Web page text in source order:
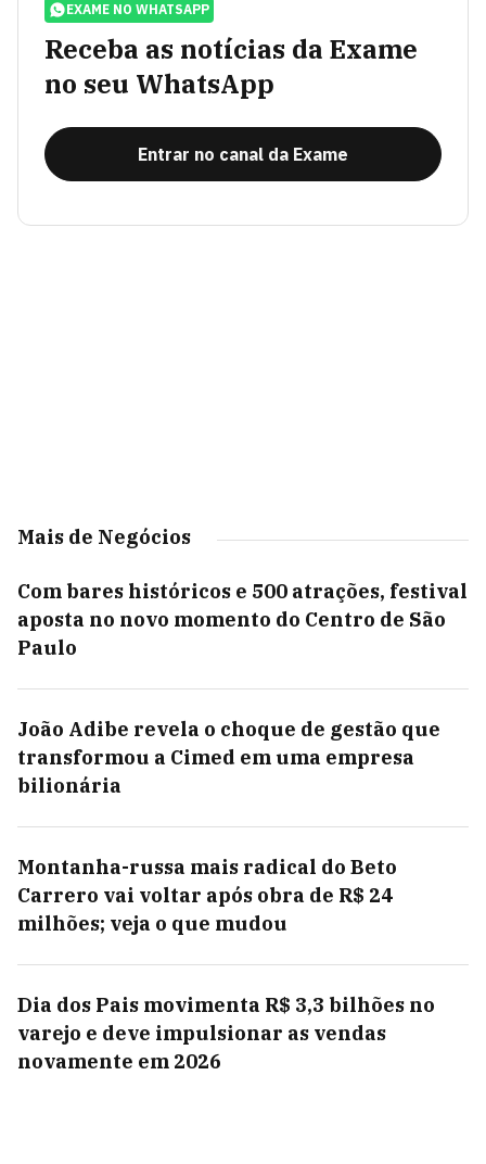
EXAME NO WHATSAPP
Receba as notícias da Exame
no seu WhatsApp
Entrar no canal da Exame
Mais de Negócios
Com bares históricos e 500 atrações, festival
aposta no novo momento do Centro de São
Paulo
João Adibe revela o choque de gestão que
transformou a Cimed em uma empresa
bilionária
Montanha-russa mais radical do Beto
Carrero vai voltar após obra de R$ 24
milhões; veja o que mudou
Dia dos Pais movimenta R$ 3,3 bilhões no
varejo e deve impulsionar as vendas
novamente em 2026